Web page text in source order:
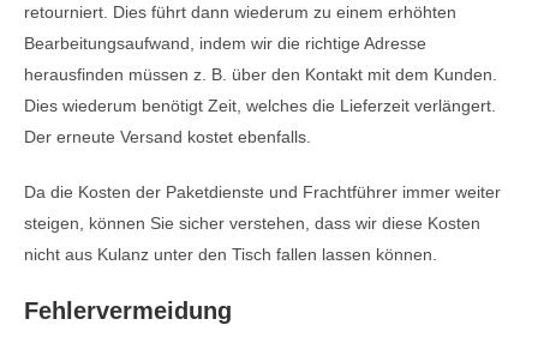
retourniert. Dies führt dann wiederum zu einem erhöhten
Bearbeitungsaufwand, indem wir die richtige Adresse
herausfinden müssen z. B. über den Kontakt mit dem Kunden.
Dies wiederum benötigt Zeit, welches die Lieferzeit verlängert.
Der erneute Versand kostet ebenfalls.
Da die Kosten der Paketdienste und Frachtführer immer weiter
steigen, können Sie sicher verstehen, dass wir diese Kosten
nicht aus Kulanz unter den Tisch fallen lassen können.
Fehlervermeidung